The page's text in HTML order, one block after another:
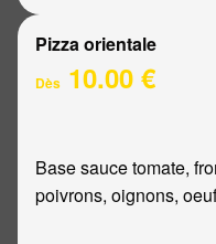
Pizza orientale
Dès 10.00 €
Base sauce tomate,
poivrons, oignons, oeuf